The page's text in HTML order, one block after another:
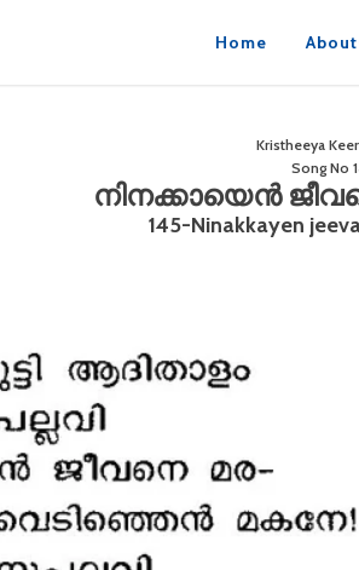
Home About
Kristheeya
Song No
നിനക്കായെൻ
145-Ninakkayen